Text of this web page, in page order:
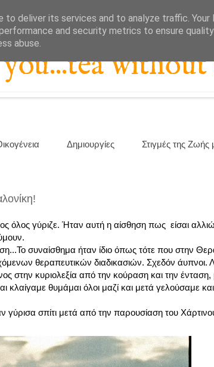
without
Δημιουργίες Στιγμές της Ζωής
όλος γύριζε. Ήταν αυτή η αίσθηση πως είσαι
συναίσθημα ήταν ίδιο όπως τότε που στην
θεραπευτικών διαδικασιών. Σχεδόν άυπνοι.
στην κυριολεξία από την κούραση και την
θυμάμαι όλοι μαζί και μετά γελούσαμε
σπίτι μετά από την παρουσίαση του
to deliver its services and to analyze traffic. Your
and security metrics to ensure
abuse.